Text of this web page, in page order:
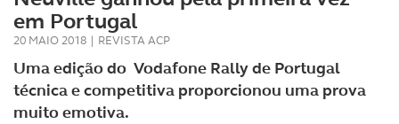
em Portugal
20 MAIO 2018 | REVISTA ACP
Uma edição do Vodafone Rally de Portugal
técnica e competitiva proporcionou uma prova
muito emotiva.